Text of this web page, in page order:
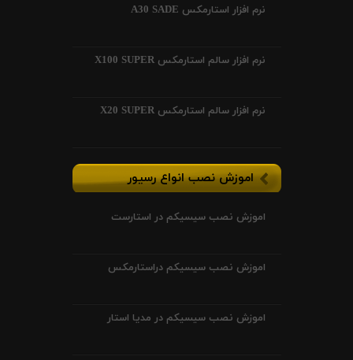
نرم افزار استارمکس A30 SADE
نرم افزار سالم استارمکس X100 SUPER
نرم افزار سالم استارمکس X20 SUPER
اموزش نصب انواع رسیور
اموزش نصب سیسیکم در استارست
اموزش نصب سیسیکم دراستارمکس
اموزش نصب سیسیکم در مدیا استار